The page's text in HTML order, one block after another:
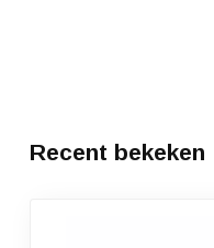
Recent bekeken